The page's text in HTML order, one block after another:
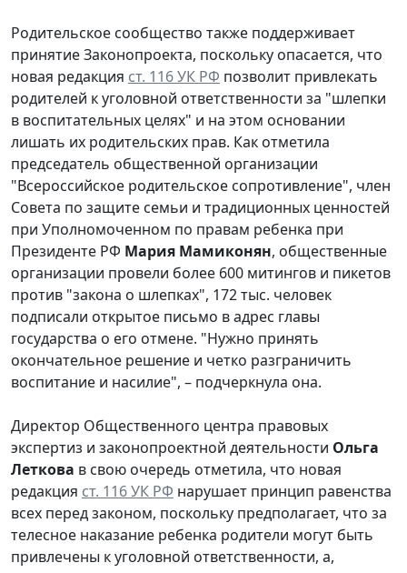
Родительское сообщество также поддерживает
принятие Законопроекта, поскольку опасается, что
новая редакция ст. 116 УК РФ позволит привлекать
родителей к уголовной ответственности за "шлепки
в воспитательных целях" и на этом основании
лишать их родительских прав. Как отметила
председатель общественной организации
"Всероссийское родительское сопротивление", член
Совета по защите семьи и традиционных ценностей
при Уполномоченном по правам ребенка при
Президенте РФ Мария Мамиконян, общественные
организации провели более 600 митингов и пикетов
против "закона о шлепках", 172 тыс. человек
подписали открытое письмо в адрес главы
государства о его отмене. "Нужно принять
окончательное решение и четко разграничить
воспитание и насилие", – подчеркнула она.
Директор Общественного центра правовых
экспертиз и законопроектной деятельности Ольга
Леткова в свою очередь отметила, что новая
редакция ст. 116 УК РФ нарушает принцип равенства
всех перед законом, поскольку предполагает, что за
телесное наказание ребенка родители могут быть
привлечены к уголовной ответственности, а,